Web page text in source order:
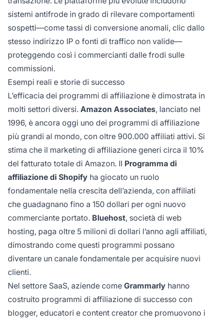
sistemi antifrode in grado di rilevare comportamenti
sospetti—come tassi di conversione anomali, clic dallo
stesso indirizzo IP o fonti di traffico non valide—
proteggendo così i commercianti dalle frodi sulle
commissioni.
Esempi reali e storie di successo
L’efficacia dei programmi di affiliazione è dimostrata in
molti settori diversi. Amazon Associates, lanciato nel
1996, è ancora oggi uno dei programmi di affiliazione
più grandi al mondo, con oltre 900.000 affiliati attivi. Si
stima che il marketing di affiliazione generi circa il 10%
del fatturato totale di Amazon. Il Programma di
affiliazione di Shopify ha giocato un ruolo
fondamentale nella crescita dell’azienda, con affiliati
che guadagnano fino a 150 dollari per ogni nuovo
commerciante portato. Bluehost, società di web
hosting, paga oltre 5 milioni di dollari l’anno agli affiliati,
dimostrando come questi programmi possano
diventare un canale fondamentale per acquisire nuovi
clienti.
Nel settore SaaS, aziende come Grammarly hanno
costruito programmi di affiliazione di successo con
blogger, educatori e content creator che promuovono i